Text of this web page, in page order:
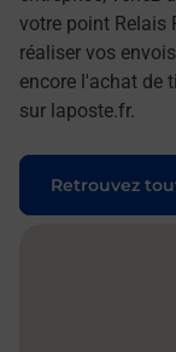
votre point Relais
réaliser vos
encore l'achat de
sur laposte.fr.
Retrouvez